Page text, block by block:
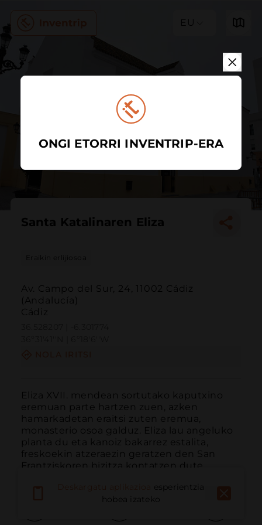
EU
Santa Katalinaren Eliza
Eraikin erlijiosoa
Av. Campo del Sur, 24, 11002 Cádiz
(Andalucía)
Cádiz
Eliza XVII. mendean sortutako kaputxino
eremuan parte hartzen zuen, azken
hamarkadetan eraitsi zuten eremua,
monasterio osoa galduz. Eliza lau angeluko
planta du eta kanoiz bakarrez estalita,
freskoekin atzeraezin geratzen den San
Frantziskoren bizitza kontatzen dute.
esperientzia
hobea izateko
ONGI ETORRI INVENTRIP-ERA